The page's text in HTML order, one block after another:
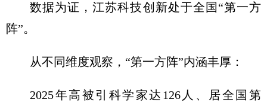
数据为证，江苏科技创新处于全国“第一方
阵”。
从不同维度观察，“第一方阵”内涵丰厚：
2025年高被引科学家达126人、居全国第